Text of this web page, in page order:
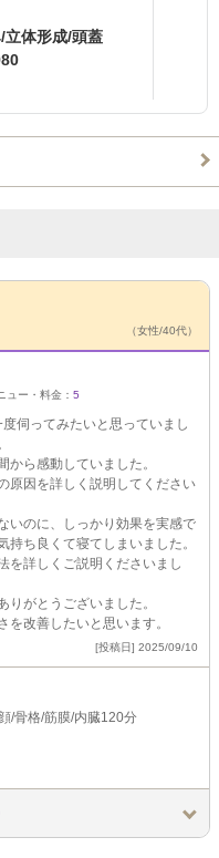
立体形成/頭蓋
（女性/40代）
ュー・料金： 5
伺ってみたいと思っていまし
ら感動していました。
原因を詳しく説明してください
いのに、しっかり効果を実感で
ち良くて寝てしまいました。
を詳しくご説明くださいまし
がとうございました。
を改善したいと思います。
[投稿日] 2025/09/10
/骨格/筋膜/内臓120分